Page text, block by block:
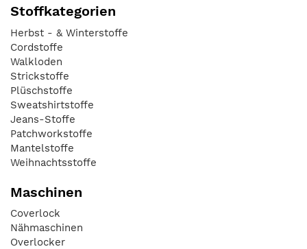
Stoffkategorien
Herbst - & Winterstoffe
Cordstoffe
Walkloden
Strickstoffe
Plüschstoffe
Sweatshirtstoffe
Jeans-Stoffe
Patchworkstoffe
Mantelstoffe
Weihnachtsstoffe
Maschinen
Coverlock
Nähmaschinen
Overlocker